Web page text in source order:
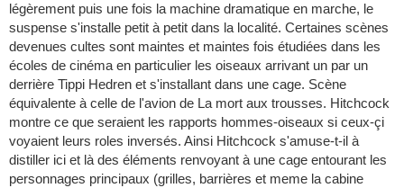
légèrement puis une fois la machine dramatique en marche, le
suspense s'installe petit à petit dans la localité. Certaines scènes
devenues cultes sont maintes et maintes fois étudiées dans les
écoles de cinéma en particulier les oiseaux arrivant un par un
derrière Tippi Hedren et s'installant dans une cage. Scène
équivalente à celle de l'avion de La mort aux trousses. Hitchcock
montre ce que seraient les rapports hommes-oiseaux si ceux-çi
voyaient leurs roles inversés. Ainsi Hitchcock s'amuse-t-il à
distiller ici et là des éléments renvoyant à une cage entourant les
personnages principaux (grilles, barrières et meme la cabine